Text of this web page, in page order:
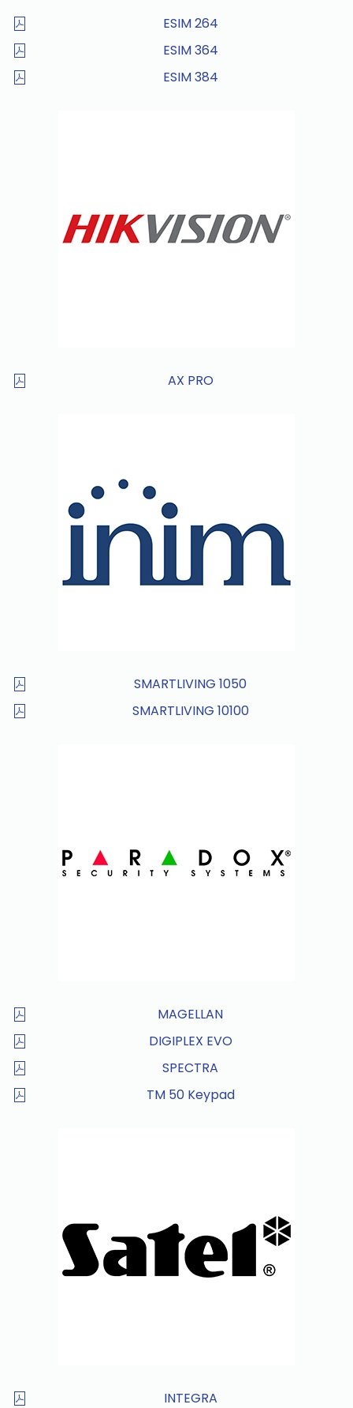
ESIM 264
ESIM 364
ESIM 384
AX PRO
SMARTLIVING 1050
SMARTLIVING 10100
MAGELLAN
DIGIPLEX EVO
SPECTRA
TM 50 Keypad
INTEGRA